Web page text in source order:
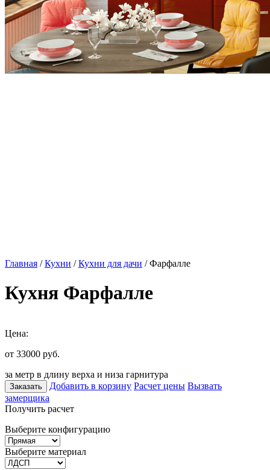
Главная /Кухни /Кухни для дачи / Фарфалле
Кухня Фарфалле
Цена:
от 33000 руб.
за метр в длину верха и низа гарнитура
Заказать Добавить в корзину Расчет цены Вызвать
замерщика
Получить расчет
Выберите конфигурацию
Выберите материал